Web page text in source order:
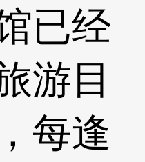
已经
游目
每逢